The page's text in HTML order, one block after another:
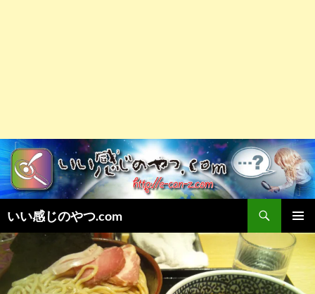
いい感じのやつ.com
索
メインメ
ニュー
ン
テ
ン
ツ